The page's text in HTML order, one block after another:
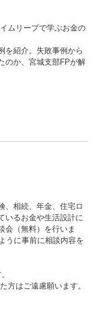
ムリープで学ぶお金の
を紹介。失敗事例から
のか、宮城支部FPが解
、相続、年金、住宅ロ
いるお金や生活設計に
会（無料）を行いま
うに事前に相談内容を
方はご遠慮願います。